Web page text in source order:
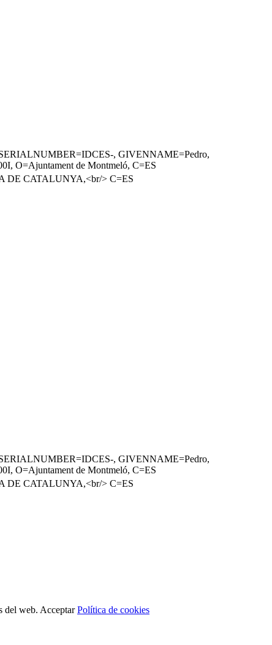
SERIALNUMBER=IDCES-, GIVENNAME=Pedro,
O=Ajuntament de Montmeló, C=ES
DE CATALUNYA,<br/> C=ES
SERIALNUMBER=IDCES-, GIVENNAME=Pedro,
O=Ajuntament de Montmeló, C=ES
DE CATALUNYA,<br/> C=ES
del web. Acceptar Política de cookies